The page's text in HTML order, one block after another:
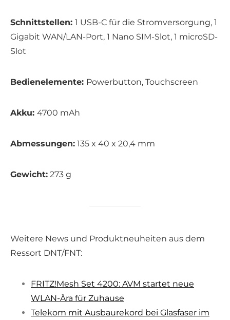
Schnittstellen: 1 USB-C für die Stromversorgung, 1
Gigabit WAN/LAN-Port, 1 Nano SIM-Slot, 1 microSD-
Slot
Bedienelemente: Powerbutton, Touchscreen
Akku: 4700 mAh
Abmessungen: 135 x 40 x 20,4 mm
Gewicht: 273 g
Weitere News und Produktneuheiten aus dem
Ressort DNT/FNT:
FRITZ!Mesh Set 4200: AVM startet neue
WLAN-Ära für Zuhause
Telekom mit Ausbaurekord bei Glasfaser im